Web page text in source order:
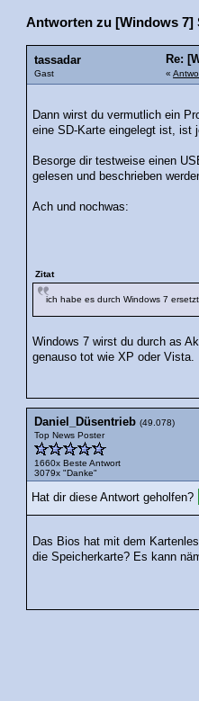
Antworten zu [Windows 7]
tassadar
Gast
Re:
«
Dann wirst du vermutlich ein
eine SD-Karte eingelegt ist, ist
Besorge dir testweise einen
gelesen und beschrieben
Ach und nochwas:
Zitat
ich habe es durch Windows 7 ersetzt.
Windows 7 wirst du durch as
genauso tot wie XP oder Vista.
Daniel_Düsentrieb (49.078)
Top News Poster
1660x Beste Antwort
3079x "Danke"
Hat dir diese Antwort geholfen?
Das Bios hat mit dem
die Speicherkarte? Es kann